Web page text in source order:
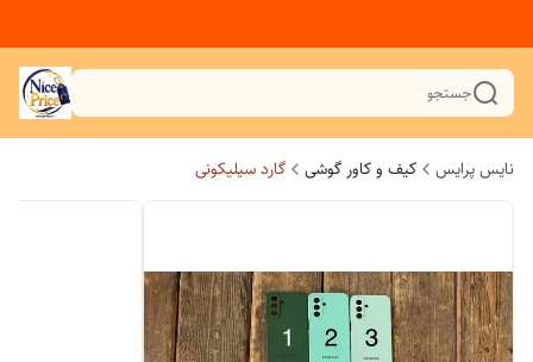
جستجو
نایس پرایس کیف و کاور گوشی گارد سیلیکونی